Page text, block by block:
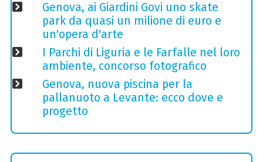
Genova, ai Giardini Govi uno skate
park da quasi un milione di euro e
un'opera d'arte
I Parchi di Liguria e le Farfalle nel loro
ambiente, concorso fotografico
Genova, nuova piscina per la
pallanuoto a Levante: ecco dove e
progetto